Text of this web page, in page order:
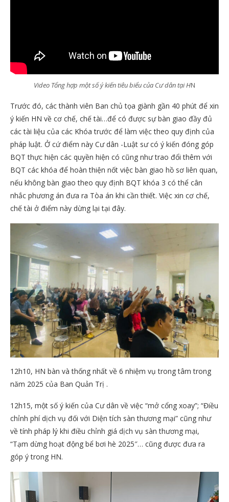
Video Tổng hợp một số ý kiến tiêu biểu của Cư dân tại HN
Trước đó, các thành viên Ban chủ tọa giành gần 40 phút để xin
ý kiến HN về cơ chế, chế tài…để có được sự bàn giao đầy đủ
các tài liệu của các Khóa trước để làm việc theo quy định của
pháp luật. Ở cứ điểm này Cư dân -Luật sư có ý kiến đóng góp
BQT thực hiện các quyền hiện có cũng như trao đổi thêm với
BQT các khóa để hoàn thiện nốt việc bàn giao hồ sơ liên quan,
nếu không bàn giao theo quy định BQT khóa 3 có thể cân
nhắc phương án đưa ra Tòa án khi cần thiết. Việc xin cơ chế,
chế tài ở điểm này dừng lại tại đây.
12h10, HN bàn và thống nhất về 6 nhiệm vụ trong tâm trong
năm 2025 của Ban Quản Trị .
12h15, một số ý kiến của Cư dân về việc “mở cổng xoay”; “Điều
chỉnh phí dịch vụ đối với Diện tích sàn thương mại” cũng như
về tính pháp lý khi điều chỉnh giá dịch vụ sàn thương mại,
“Tạm dừng hoạt động bể bơi hè 2025″… cũng được đưa ra
góp ý trong HN.